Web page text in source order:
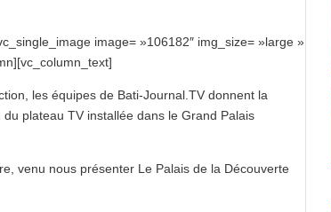
image= »106182″ img_size= »large »
les équipes de Bati-Journal.TV donnent la
plateau TV installée dans le Grand Palais
venu nous présenter Le Palais de la Découverte